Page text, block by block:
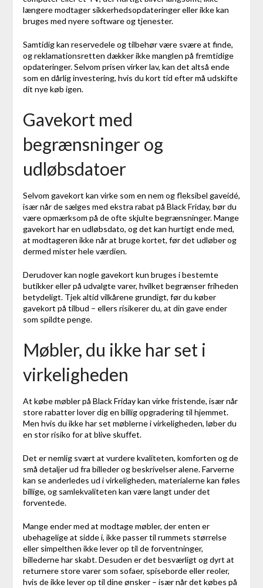
længere modtager sikkerhedsopdateringer eller ikke kan
bruges med nyere software og tjenester.
Samtidig kan reservedele og tilbehør være svære at finde,
og reklamationsretten dækker ikke manglen på fremtidige
opdateringer. Selvom prisen virker lav, kan det altså ende
som en dårlig investering, hvis du kort tid efter må udskifte
dit nye køb igen.
Gavekort med
begrænsninger og
udløbsdatoer
Selvom gavekort kan virke som en nem og fleksibel gaveidé,
især når de sælges med ekstra rabat på Black Friday, bør du
være opmærksom på de ofte skjulte begrænsninger. Mange
gavekort har en udløbsdato, og det kan hurtigt ende med,
at modtageren ikke når at bruge kortet, før det udløber og
dermed mister hele værdien.
Derudover kan nogle gavekort kun bruges i bestemte
butikker eller på udvalgte varer, hvilket begrænser friheden
betydeligt. Tjek altid vilkårene grundigt, før du køber
gavekort på tilbud – ellers risikerer du, at din gave ender
som spildte penge.
Møbler, du ikke har set i
virkeligheden
At købe møbler på Black Friday kan virke fristende, især når
store rabatter lover dig en billig opgradering til hjemmet.
Men hvis du ikke har set møblerne i virkeligheden, løber du
en stor risiko for at blive skuffet.
Det er nemlig svært at vurdere kvaliteten, komforten og de
små detaljer ud fra billeder og beskrivelser alene. Farverne
kan se anderledes ud i virkeligheden, materialerne kan føles
billige, og samlekvaliteten kan være langt under det
forventede.
Mange ender med at modtage møbler, der enten er
ubehagelige at sidde i, ikke passer til rummets størrelse
eller simpelthen ikke lever op til de forventninger,
billederne har skabt. Desuden er det besværligt og dyrt at
returnere store varer som sofaer, spiseborde eller reoler,
hvis de ikke lever op til dine ønsker – især når det købes på